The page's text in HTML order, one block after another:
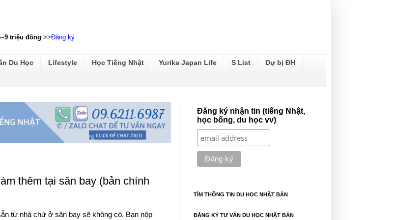
triệu đồng >>Đăng ký
Du Học Lifestyle Học Tiếng Nhật Yurika Japan Life S List Dự bị ĐH
thêm tại sân bay (bản chính
từ nhà chứ ở sân bay sẽ không có. Bạn nộp
Đăng ký nhận tin (tiếng Nhật,
học bổng, du học vv)
TÌM THÔNG TIN DU HỌC NHẬT BẢN
ĐĂNG KÝ TƯ VẤN DU HỌC NHẬT BẢN